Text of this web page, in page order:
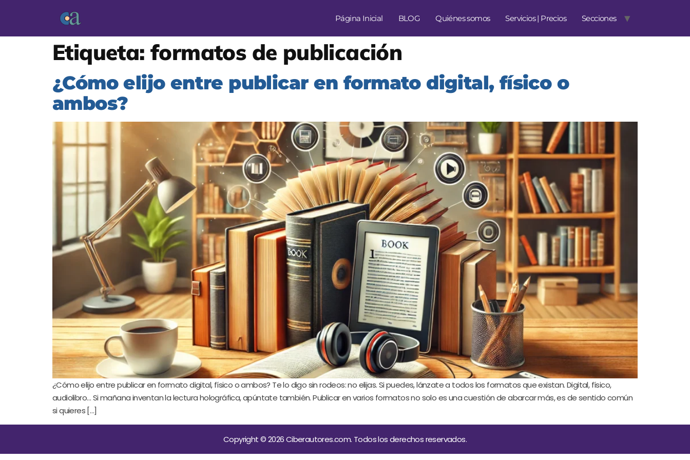
Página Inicial BLOG Quiénes somos Servicios | Precios Secciones
Etiqueta: formatos de publicación
¿Cómo elijo entre publicar en formato digital, físico o
ambos?
¿Cómo elijo entre publicar en formato digital, físico o ambos? Te lo digo sin rodeos: no elijas. Si puedes, lánzate a todos los formatos que existan. Digital, físico,
audiolibro… Si mañana inventan la lectura holográfica, apúntate también. Publicar en varios formatos no solo es una cuestión de abarcar más, es de sentido común
si quieres […]
Copyright © 2026 Ciberautores.com. Todos los derechos reservados.